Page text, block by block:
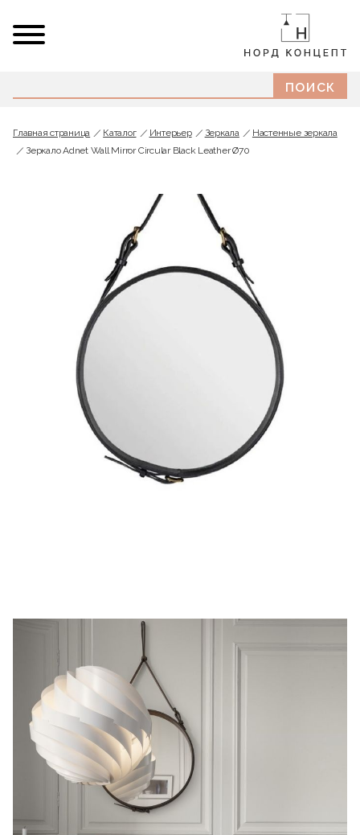
Главная страница Каталог Интерьер Зеркала
Настенные зеркала
Зеркало Adnet Wall Mirror Circular Black Leather Ø70